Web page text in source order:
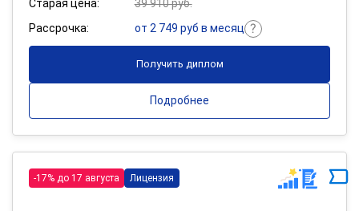
Старая цена:
39 910 руб.
Рассрочка:
от 2 749 руб в месяц
Получить диплом
Подробнее
-17% до 17 августа Лицензия